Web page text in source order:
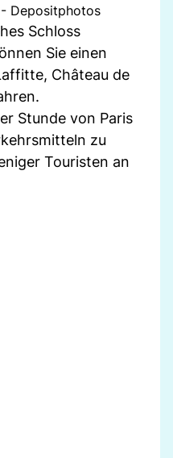
Depositphotos
Schloss
Sie einen
Château de
Stunde von Paris
zu
Touristen an